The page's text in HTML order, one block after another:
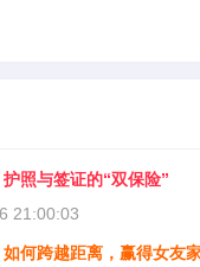
照与签证的“双保险”
21:00:03
何跨越距离，赢得女友